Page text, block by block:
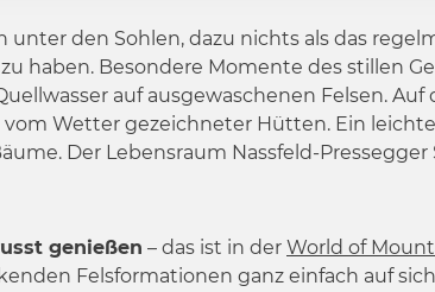
unter den Sohlen, dazu nichts als das
haben. Besondere Momente des stillen
auf ausgewaschenen Felsen.
Wetter gezeichneter Hütten. Ein
Der Lebensraum Nassfeld-
genießen – das ist in der World of
Felsformationen ganz einfach auf